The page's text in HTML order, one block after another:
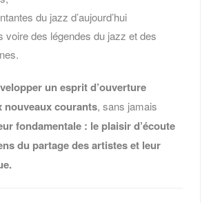
du jazz d’aujourd’hui
voire des légendes du jazz et des
un esprit d’ouverture
nouveaux courants, sans jamais
fondamentale : le plaisir d’écoute
du partage des artistes et leur